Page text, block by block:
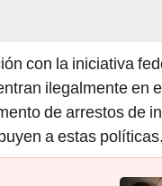
con la iniciativa
ilegalmente en
de arrestos de
a estas políticas.